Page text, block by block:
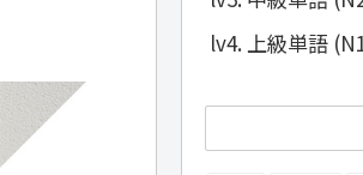
lv4. 上級単語